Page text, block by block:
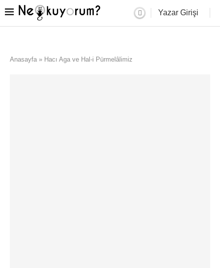
Yazar Girişi
Anasayfa » Hacı Aga ve Hal-i Pürmelâlimiz